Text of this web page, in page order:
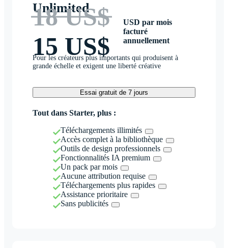
Unlimited
18 US$
15 US$
USD par mois
facturé
annuellement
Pour les créateurs plus importants qui produisent à
grande échelle et exigent une liberté créative
Essai gratuit de 7 jours
Tout dans Starter, plus :
Téléchargements illimités
Accès complet à la bibliothèque
Outils de design professionnels
Fonctionnalités IA premium
Un pack par mois
Aucune attribution requise
Téléchargements plus rapides
Assistance prioritaire
Sans publicités